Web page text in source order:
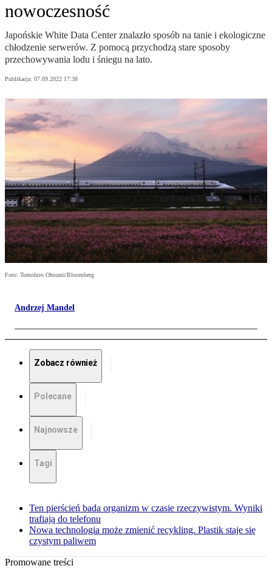
nowoczesność
Japońskie White Data Center znalazło sposób na tanie i ekologiczne
chłodzenie serwerów. Z pomocą przychodzą stare sposoby
przechowywania lodu i śniegu na lato.
Publikacja: 07.09.2022 17:38
Foto: Tomohiro Ohsumi/Bloomberg
Andrzej Mandel
Zobacz również
Polecane
Najnowsze
Tagi
Ten pierścień bada organizm w czasie rzeczywistym. Wyniki
trafiają do telefonu
Nowa technologia może zmienić recykling. Plastik staje się
czystym paliwem
Promowane treści